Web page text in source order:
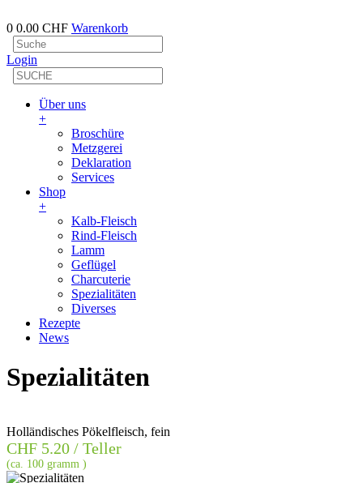
0 0.00 CHF Warenkorb
Login
Über uns
+
Broschüre
Metzgerei
Deklaration
Services
Shop
+
Kalb-Fleisch
Rind-Fleisch
Lamm
Geflügel
Charcuterie
Spezialitäten
Diverses
Rezepte
News
Spezialitäten
Holländisches Pökelfleisch, fein
CHF 5.20 / Teller
(ca. 100 gramm )